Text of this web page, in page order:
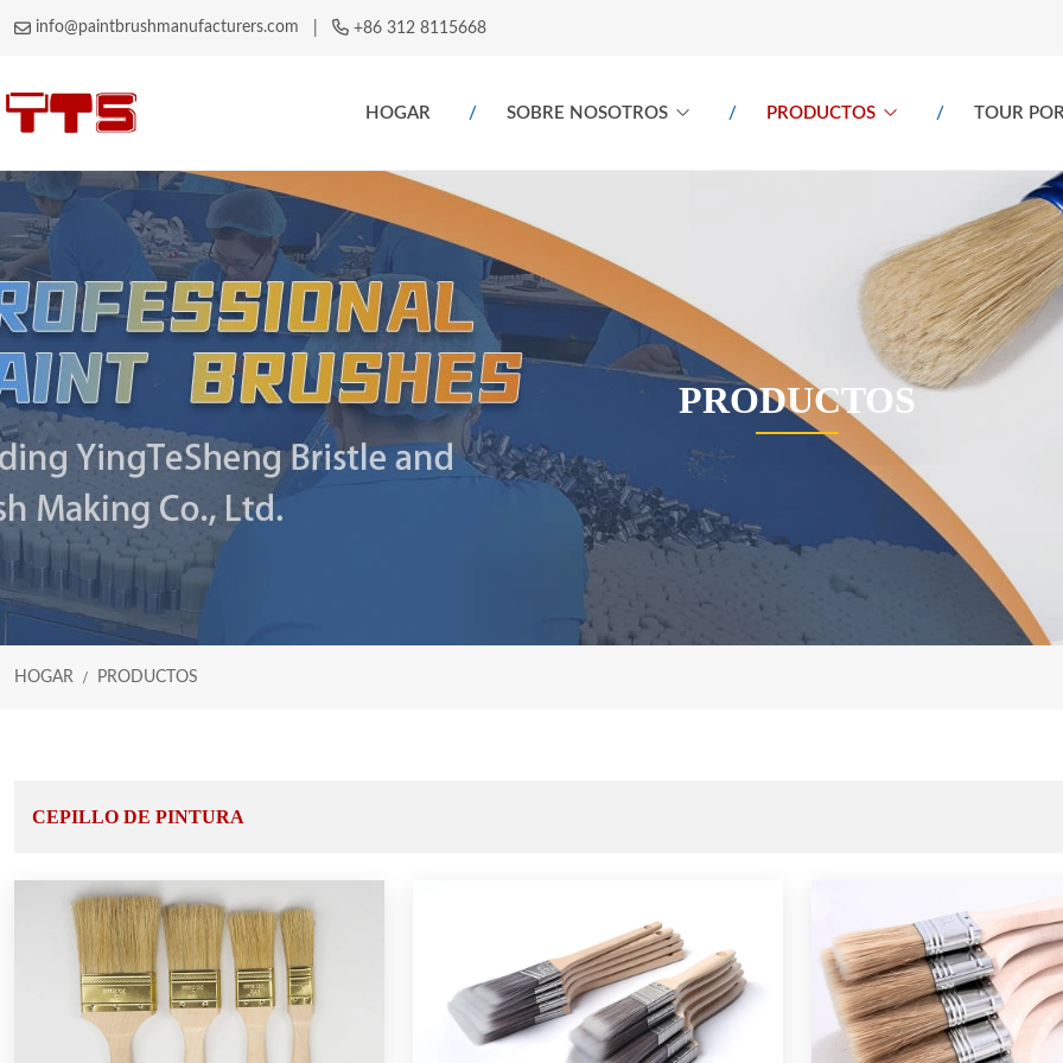
info@paintbrushmanufacturers.com +86 312 8115668
HOGAR SOBRE NOSOTROS PRODUCTOS TOUR
PRODUCTOS
HOGAR PRODUCTOS
CEPILLO DE PINTURA